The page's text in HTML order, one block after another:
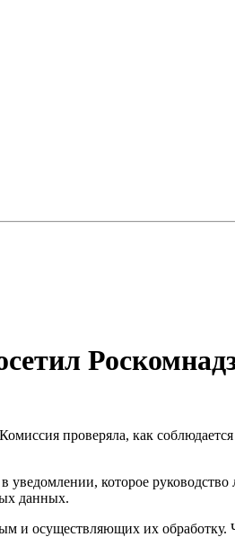
проверяла, как
которое руководство
данных.
и осуществляющих их обработку.